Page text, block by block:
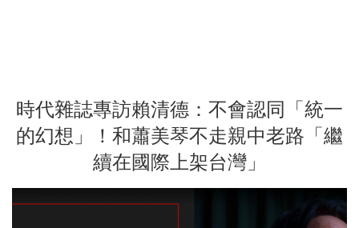
時代雜誌專訪賴清德：不會認同「統一
的幻想」！和蕭美琴不走親中老路「繼
續在國際上架台灣」